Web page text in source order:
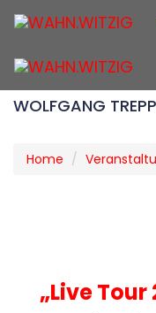
WOLFGANG
Home
„Live Tour